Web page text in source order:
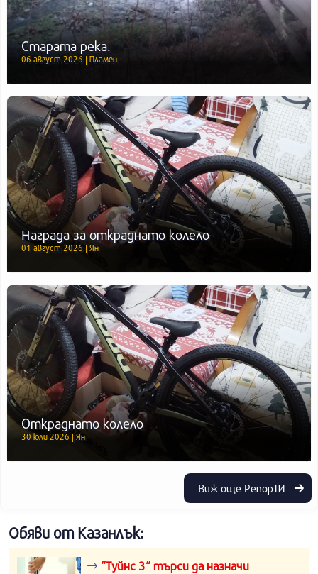
Старата река.
06 август 2026 | Пламен
Награда за откраднато колело
01 август 2026 | Ян
Откраднато колело
30 юли 2026 | Ян
Виж още РепорТИ
Обяви от Казанлък:
“Туйнс 3“ търси да назначи